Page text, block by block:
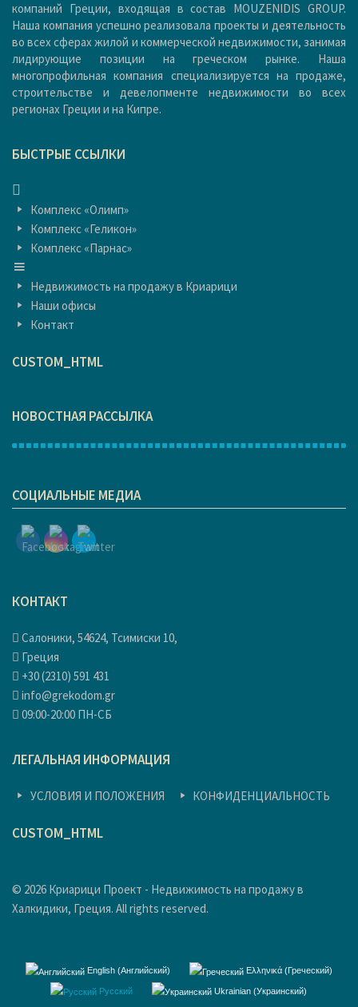
компаний Греции, входящая в состав MOUZENIDIS GROUP.
Наша компания успешно реализовала проекты и деятельность
во всех сферах жилой и коммерческой недвижимости, занимая
лидирующие позиции на греческом рынке. Наша
многопрофильная компания специализируется на продаже,
строительстве и девелопменте недвижимости во всех
регионах Греции и на Кипре.
БЫСТРЫЕ ССЫЛКИ
Комплекс «Олимп»
Комплекс «Геликон»
Комплекс «Парнас»
Недвижимость на продажу в Криарици
Наши офисы
Контакт
CUSTOM_HTML
НОВОСТНАЯ РАССЫЛКА
СОЦИАЛЬНЫЕ МЕДИА
КОНТАКТ
Салоники, 54624, Тсимиски 10,
Греция
+30 (2310) 591 431
info@grekodom.gr
09:00-20:00 ПН-СБ
ЛЕГАЛЬНАЯ ИНФОРМАЦИЯ
УСЛОВИЯ И ПОЛОЖЕНИЯ КОНФИДЕНЦИАЛЬНОСТЬ
CUSTOM_HTML
© 2026 Криарици Проект - Недвижимость на продажу в
Халкидики, Греция. All rights reserved.
English (Английский) Ελληνικά (Греческий)
Русский Ukrainian (Украинский)